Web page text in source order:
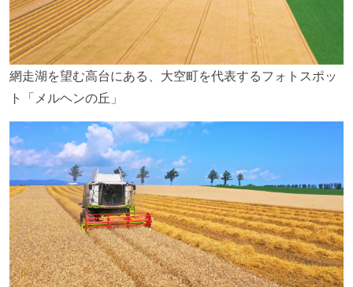
網走湖を望む高台にある、大空町を代表するフォトスポッ
ト「メルヘンの丘」